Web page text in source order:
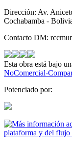
Dirección: Av.
Cochabamba -
Contacto DM:
Esta obra está bajo
NoComercial-
Potenciado por: